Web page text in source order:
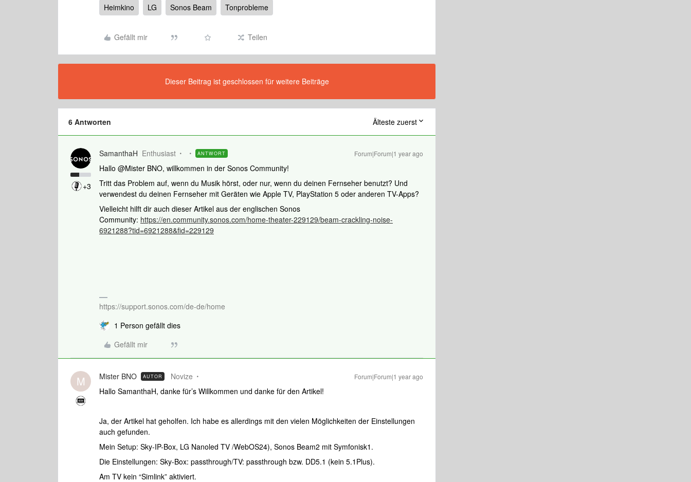
Heimkino LG Sonos Beam Tonprobleme
Gefällt mir Teilen
Dieser Beitrag ist geschlossen für weitere Beiträge
6 Antworten Älteste zuerst
+3
SamanthaH Enthusiast ANTWORT Forum|Forum|1 year ago
Hallo @Mister BNO, willkommen in der Sonos Community!
Tritt das Problem auf, wenn du Musik hörst, oder nur, wenn du deinen Fernseher benutzt? Und
verwendest du deinen Fernseher mit Geräten wie Apple TV, PlayStation 5 oder anderen TV-Apps?
Vielleicht hilft dir auch dieser Artikel aus der englischen Sonos
Community: https://en.community.sonos.com/home-theater-229129/beam-crackling-noise-
6921288?tid=6921288&fid=229129
https://support.sonos.com/de-de/home
1 Person gefällt dies
Gefällt mir
M Mister BNO AUTOR Novize Forum|Forum|1 year ago
Hallo SamanthaH, danke für’s Willkommen und danke für den Artikel!
Ja, der Artikel hat geholfen. Ich habe es allerdings mit den vielen Möglichkeiten der Einstellungen
auch gefunden.
Mein Setup: Sky-IP-Box, LG Nanoled TV /WebOS24), Sonos Beam2 mit Symfonisk1.
Die Einstellungen: Sky-Box: passthrough/TV: passthrough bzw. DD5.1 (kein 5.1Plus).
Am TV kein “Simlink” aktiviert.